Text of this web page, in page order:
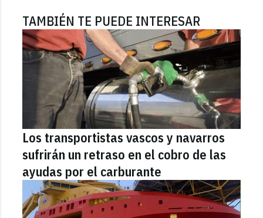
TAMBIÉN TE PUEDE INTERESAR
Los transportistas vascos y navarros
sufrirán un retraso en el cobro de las
ayudas por el carburante